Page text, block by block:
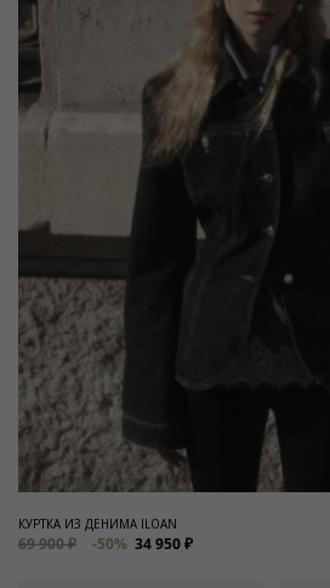
КУРТКА ИЗ ДЕНИМА ILOAN
69 900 ₽ -50% 34 950 ₽